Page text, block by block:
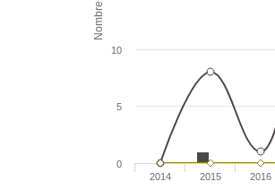
Nombre
2014 2015 2016
0
5
10